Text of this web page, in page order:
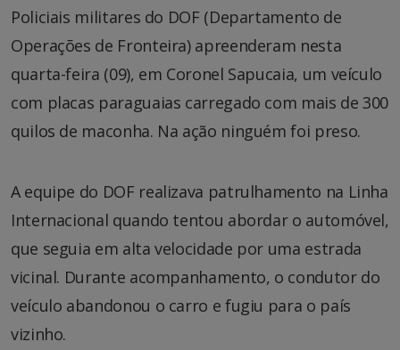
Policiais militares do DOF (Departamento de
Operações de Fronteira) apreenderam nesta
quarta-feira (09), em Coronel Sapucaia, um veículo
com placas paraguaias carregado com mais de 300
quilos de maconha. Na ação ninguém foi preso.
A equipe do DOF realizava patrulhamento na Linha
Internacional quando tentou abordar o automóvel,
que seguia em alta velocidade por uma estrada
vicinal. Durante acompanhamento, o condutor do
veículo abandonou o carro e fugiu para o país
vizinho.